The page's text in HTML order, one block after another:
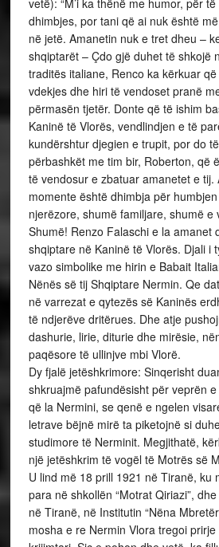
vetë): “M’i ka thënë me humor, për
dhimbjes, por tani që ai nuk është
në jetë. Amanetin nuk e tret dheu –
shqiptarët – Çdo gjë duhet të shkojë
traditës italiane, Renco ka kërkuar
vdekjes dhe hiri të vendoset pranë
përmasën tjetër. Donte që të ishim
Kaninë të Vlorës, vendlindjen e të
kundërshtur djegien e trupit, por do
përbashkët me tim bir, Roberton, që
të vendosur e zbatuar amanetet e tij.
momente është dhimbja për
njerëzore, shumë familjare, shumë e
Shumë! Renzo Falaschi e la amanet
shqiptare në Kaninë të Vlorës. Djali i
vazo simbolike me hirin e Babait
Nënës së tij Shqiptare Nermin. Qe
në varrezat e qytezës së Kaninës
të ndjerëve dritërues. Dhe atje
dashurie, lirie, diturie dhe mirësie,
paqësore të ullinjve mbi Vlorë.
Dy fjalë jetëshkrimore: Sinqerisht
shkruajmë pafundësisht për veprën
që la Nermini, se qenë e ngelen
letrave bëjnë mirë ta piketojnë si
studimore të Nerminit. Megjithatë,
një jetëshkrim të vogël të Motrës së
U lind më 18 prill 1921 në Tiranë, ku
para në shkollën “Motrat Qiriazi”,
në Tiranë, në Institutin “Nëna
mosha e re Nermin Vlora tregoi prirje